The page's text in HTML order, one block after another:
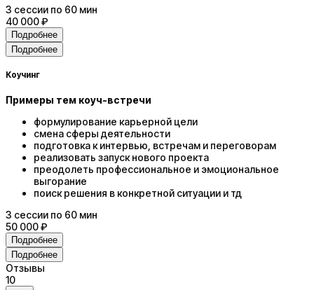
3 сессии по 60 мин
40 000 ₽
Подробнее
Подробнее
Коучинг
Примеры тем коуч-встречи
формулирование карьерной цели
смена сферы деятельности
подготовка к интервью, встречам и переговорам
реализовать запуск нового проекта
преодолеть профессиональное и эмоциональное
выгорание
поиск решения в конкретной ситуации и тд
3 сессии по 60 мин
50 000 ₽
Подробнее
Подробнее
Отзывы
10